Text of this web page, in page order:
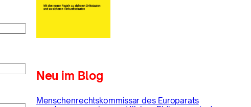
Neu im Blog
Menschenrechtskommissar des Europarats